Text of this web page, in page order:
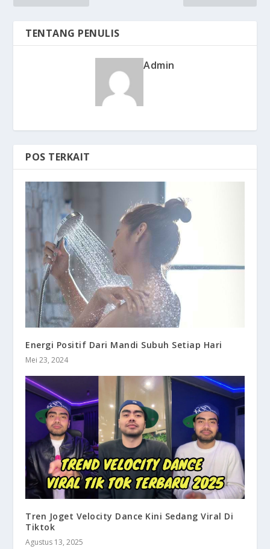
TENTANG PENULIS
Admin
POS TERKAIT
Energi Positif Dari Mandi Subuh Setiap Hari
Mei 23, 2024
Tren Joget Velocity Dance Kini Sedang Viral Di
Tiktok
Agustus 13, 2025